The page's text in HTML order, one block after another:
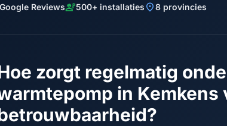
Reviewsengineering500+ installaties location_on8 provincies
zorgt regelmatig
in Kemkens